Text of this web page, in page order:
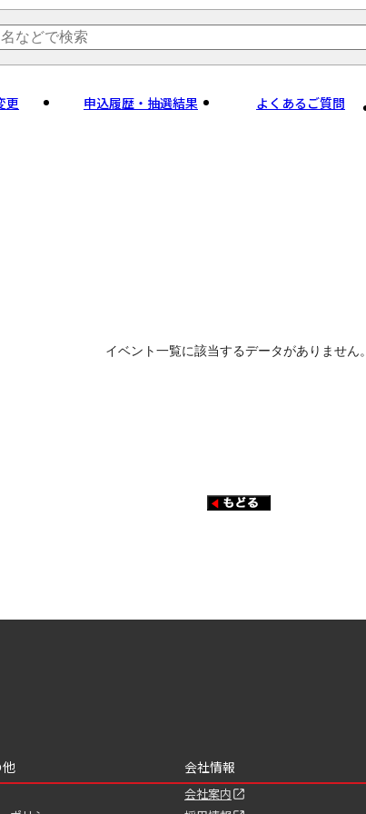
更 申込履歴・抽選結果 よくあるご質問
イベント一覧に該当するデータがありません。
会社情報
会社案内